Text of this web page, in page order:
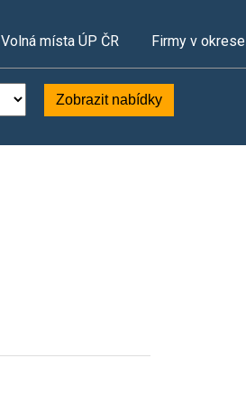
Volná místa ÚP ČR Firmy v okrese
Zobrazit nabídky